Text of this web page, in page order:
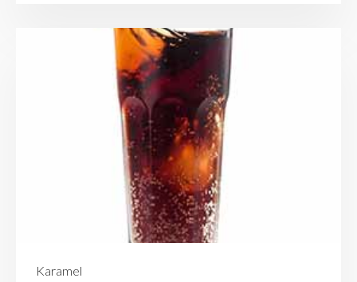
Karamel